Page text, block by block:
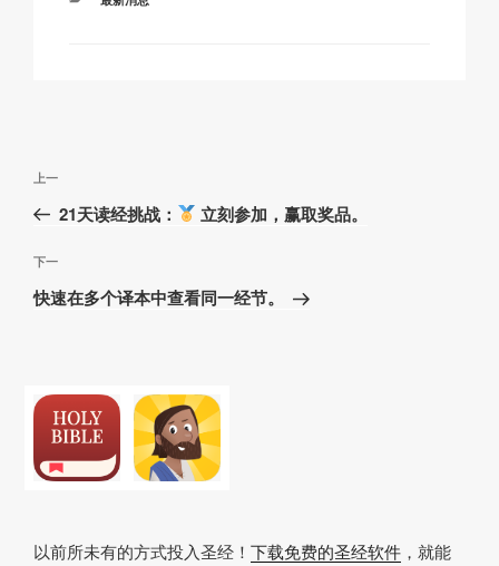
k
文
导
航
上
一
文
章
上一
21天读经挑战： 立刻参加，赢取奖品。
下
一
下一
快速在多个译本中查看同一经节。
以前所未有的方式投入圣经！ 下载免费的圣经软件 ，就能